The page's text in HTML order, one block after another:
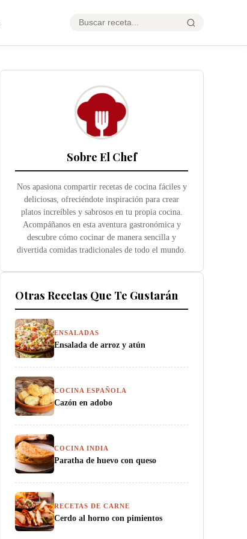
Sobre El Chef
Nos apasiona compartir recetas de cocina fáciles y
deliciosas, ofreciéndote inspiración para crear
platos increíbles y sabrosos en tu propia cocina.
Acompáñanos en esta aventura gastronómica y
descubre cómo cocinar de manera sencilla y
divertida comidas tradicionales de todo el mundo.
Otras Recetas Que Te Gustarán
ENSALADAS
Ensalada de arroz y atún
COCINA ESPAÑOLA
Cazón en adobo
COCINA INDIA
Paratha de huevo con queso
RECETAS DE CARNE
Cerdo al horno con pimientos